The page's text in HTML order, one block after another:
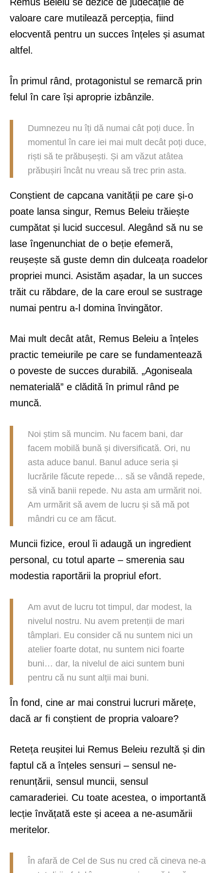
valoare care mutilează percepția, fiind
elocventă pentru un succes înțeles și asumat
altfel.
În primul rând, protagonistul se remarcă prin
felul în care își aproprie izbânzile.
Dumnezeu nu îți dă numai cât poți duce. În
momentul în care iei mai mult decât poți duce,
riști să te prăbușești. Și am văzut atâtea
prăbușiri încât nu vreau să trec prin asta.
Conștient de capcana vanității pe care și-o
poate lansa singur, Remus Beleiu trăiește
cumpătat și lucid succesul. Alegând să nu se
lase îngenunchiat de o beție efemeră,
reușește să guste demn din dulceața roadelor
propriei munci. Asistăm așadar, la un succes
trăit cu răbdare, de la care eroul se sustrage
numai pentru a-l domina învingător.
Mai mult decât atât, Remus Beleiu a înțeles
practic temeiurile pe care se fundamentează
o poveste de succes durabilă. „Agoniseala
nematerială” e clădită în primul rând pe
muncă.
Noi știm să muncim. Nu facem bani, dar
facem mobilă bună și diversificată. Ori, nu
asta aduce banul. Banul aduce seria și
lucrările făcute repede… să se vândă repede,
să vină banii repede. Nu asta am urmărit noi.
Am urmărit să avem de lucru și să mă pot
mândri cu ce am făcut.
Muncii fizice, eroul îi adaugă un ingredient
personal, cu totul aparte – smerenia sau
modestia raportării la propriul efort.
Am avut de lucru tot timpul, dar modest, la
nivelul nostru. Nu avem pretenții de mari
tâmplari. Eu consider că nu suntem nici un
atelier foarte dotat, nu suntem nici foarte
buni… dar, la nivelul de aici suntem buni
pentru că nu sunt alții mai buni.
În fond, cine ar mai construi lucruri mărețe,
dacă ar fi conștient de propria valoare?
Reteța reușitei lui Remus Beleiu rezultă și din
faptul că a înțeles sensuri – sensul ne-
renunțării, sensul muncii, sensul
camaraderiei. Cu toate acestea, o importantă
lecție învățată este și aceea a ne-asumării
meritelor.
În afară de Cel de Sus nu cred că cineva ne-a